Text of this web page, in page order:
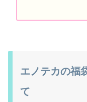
エノテカの福
て